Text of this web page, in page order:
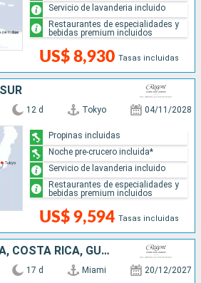
US$ 8,930 Tasas incluidas
Servicio de lavanderia incluido
Restaurantes de especialidades y
bebidas premium incluidos
12 d Tokyo 04/11/2028
US$ 9,594 Tasas incluidas
Propinas incluidas
Noche pre-crucero incluida*
Servicio de lavanderia incluido
Restaurantes de especialidades y
bebidas premium incluidos
JAMAICA, COLOMBIA, COSTA RICA, GUATEMALA, MÉXICO, ESTADOS UNIDOS
17 d Miami 20/12/2027